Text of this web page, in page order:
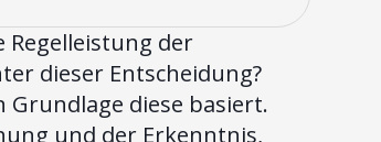
Regelleistung der
dieser Entscheidung?
Grundlage diese basiert.
und der Erkenntnis,